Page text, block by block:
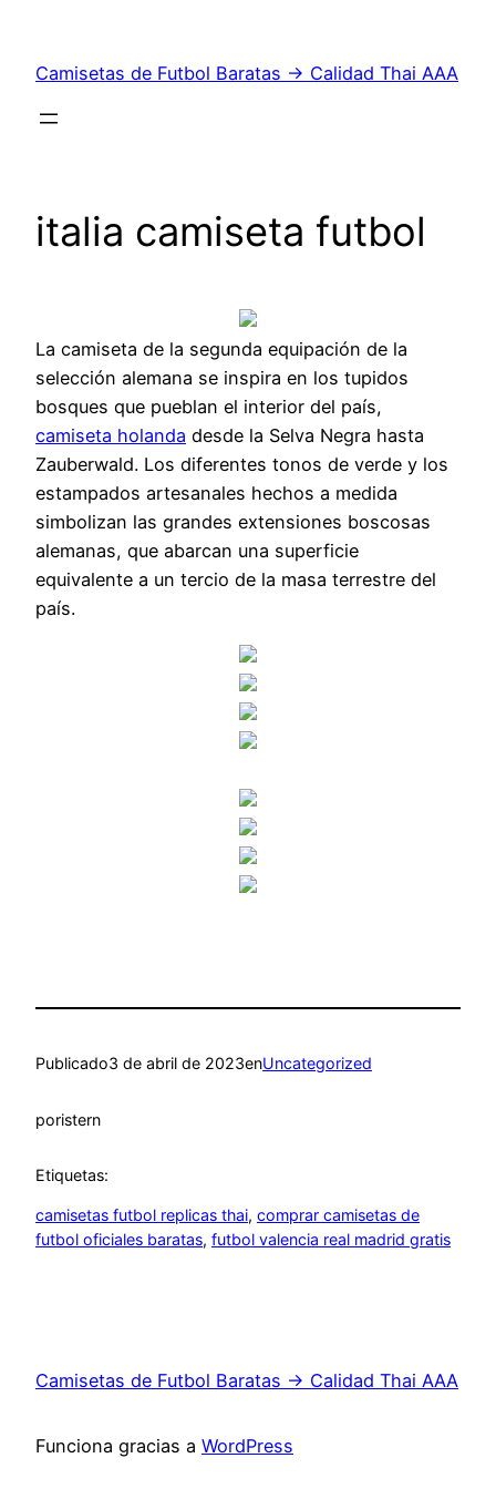
contenido
Camisetas de Futbol Baratas → Calidad Thai AAA
italia camiseta futbol
La camiseta de la segunda equipación de la
selección alemana se inspira en los tupidos
bosques que pueblan el interior del país,
camiseta holanda desde la Selva Negra hasta
Zauberwald. Los diferentes tonos de verde y los
estampados artesanales hechos a medida
simbolizan las grandes extensiones boscosas
alemanas, que abarcan una superficie
equivalente a un tercio de la masa terrestre del
país.
Publicado3 de abril de 2023enUncategorized
poristern
Etiquetas:
camisetas futbol replicas thai, comprar camisetas de
futbol oficiales baratas, futbol valencia real madrid gratis
Camisetas de Futbol Baratas → Calidad Thai AAA
Funciona gracias a WordPress